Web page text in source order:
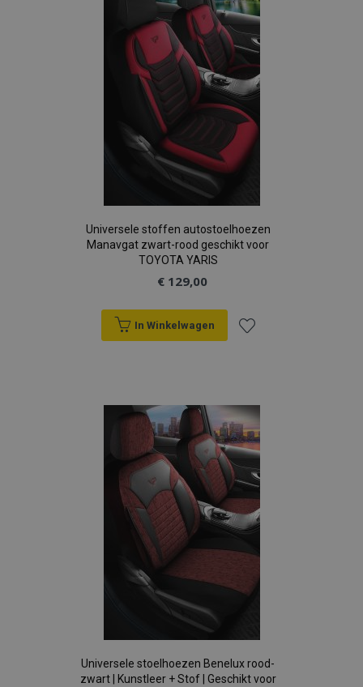
verlanglijst
Universele stoffen autostoelhoezen
Manavgat zwart-rood geschikt voor
TOYOTA YARIS
€ 129,00
In Winkelwagen
aan
verlanglijst
Universele stoelhoezen Benelux rood-
zwart | Kunstleer + Stof | Geschikt voor